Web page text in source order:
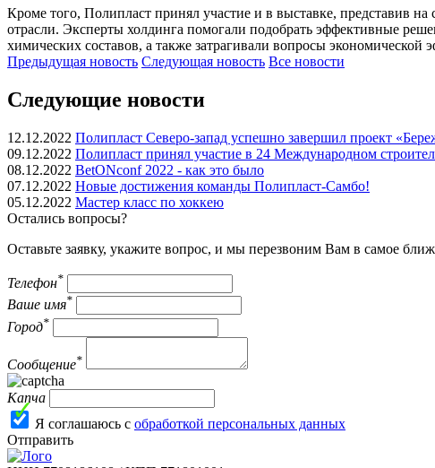
Кроме того, Полипласт принял участие и в выставке, представив
отрасли. Эксперты холдинга помогали подобрать эффективные
химических составов, а также затрагивали вопросы экономической
Предыдущая новость Следующая новость Все новости
Следующие новости
12.12.2022 Полипласт Северо-запад успешно завершил проект
09.12.2022 Полипласт принял участие в 24 Международном
08.12.2022 BetONconf 2022 - как это было
07.12.2022 Новые достижения команды Полипласт-Самбо!
05.12.2022 Мастер класс по хоккею
Остались вопросы?
Оставьте заявку, укажите вопрос, и мы перезвоним Вам в самое
Телефон*
Ваше имя*
Город*
Сообщение*
Капча
Я соглашаюсь с обработкой персональных данных
Отправить